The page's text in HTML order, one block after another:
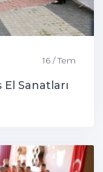
16 / Tem
Sanatları